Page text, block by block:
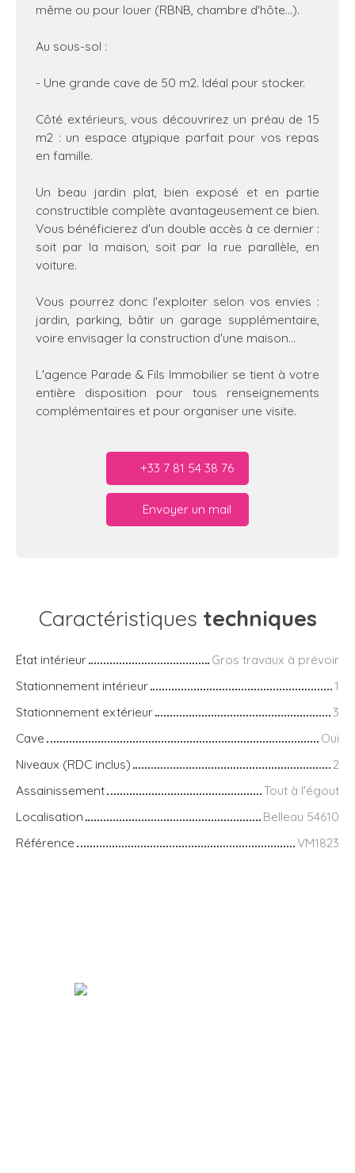
même ou pour louer (RBNB, chambre d'hôte...).
Au sous-sol :
- Une grande cave de 50 m2. Idéal pour stocker.
Côté extérieurs, vous découvrirez un préau de 15
m2 : un espace atypique parfait pour vos repas
en famille.
Un beau jardin plat, bien exposé et en partie
constructible complète avantageusement ce bien.
Vous bénéficierez d'un double accès à ce dernier :
soit par la maison, soit par la rue parallèle, en
voiture.
Vous pourrez donc l'exploiter selon vos envies :
jardin, parking, bâtir un garage supplémentaire,
voire envisager la construction d'une maison...
L'agence Parade & Fils Immobilier se tient à votre
entière disposition pour tous renseignements
complémentaires et pour organiser une visite.
+33 7 81 54 38 76
Envoyer un mail
Caractéristiques techniques
État intérieur
Gros travaux à prévoir
Stationnement intérieur
1
Stationnement extérieur
3
Cave
Oui
Niveaux (RDC inclus)
2
Assainissement
Tout à l'égout
Localisation
Belleau 54610
Référence
VM1823